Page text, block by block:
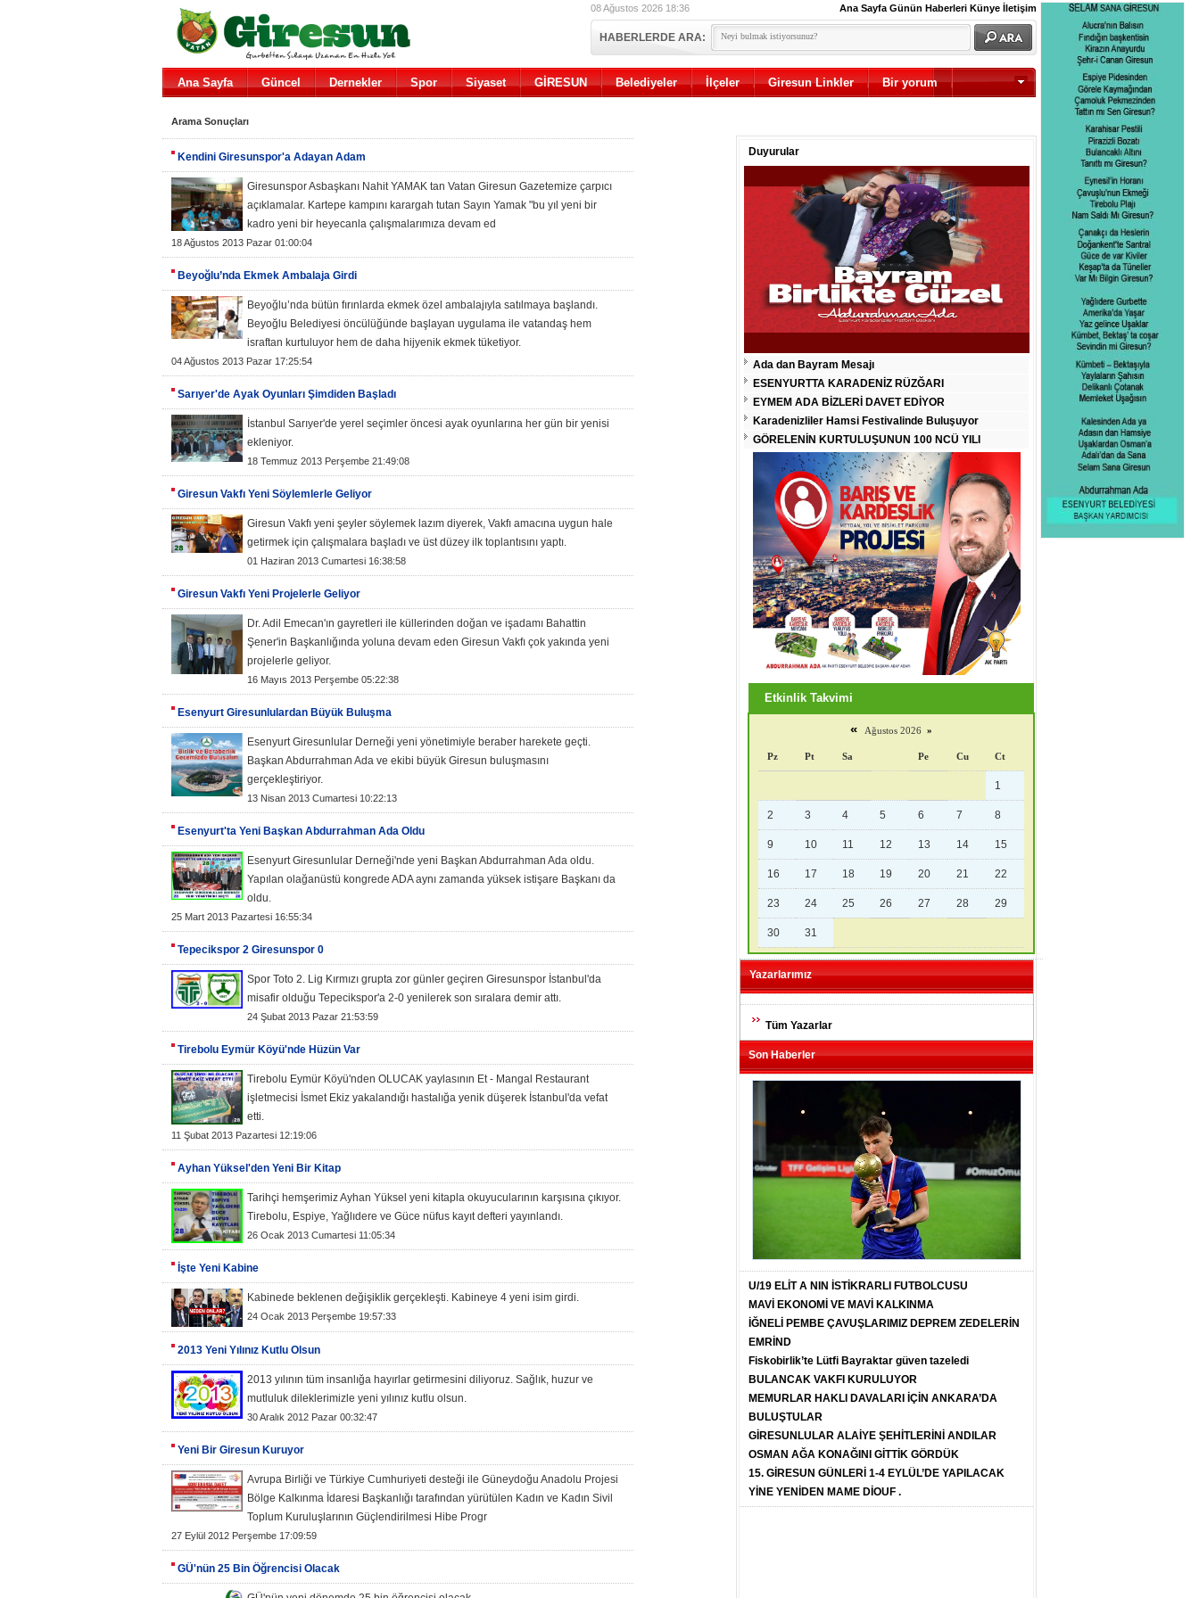
08 Ağustos 2026 18:36 Ana Sayfa Günün Haberleri Künye İletişim
HABERLERDE ARA:
Ana Sayfa Güncel Dernekler Spor Siyaset GİRESUN Belediyeler İlçeler Giresun Linkler Bir yorum
Arama Sonuçları
Kendini Giresunspor'a Adayan Adam
Giresunspor Asbaşkanı Nahit YAMAK tan Vatan Giresun Gazetemize çarpıcı
açıklamalar. Kartepe kampını karargah tutan Sayın Yamak "bu yıl yeni bir
kadro yeni bir heyecanla çalışmalarımıza devam ed
18 Ağustos 2013 Pazar 01:00:04
Beyoğlu’nda Ekmek Ambalaja Girdi
Beyoğlu’nda bütün fırınlarda ekmek özel ambalajıyla satılmaya başlandı.
Beyoğlu Belediyesi öncülüğünde başlayan uygulama ile vatandaş hem
israftan kurtuluyor hem de daha hijyenik ekmek tüketiyor.
04 Ağustos 2013 Pazar 17:25:54
Sarıyer'de Ayak Oyunları Şimdiden Başladı
İstanbul Sarıyer'de yerel seçimler öncesi ayak oyunlarına her gün bir yenisi
ekleniyor.
18 Temmuz 2013 Perşembe 21:49:08
Giresun Vakfı Yeni Söylemlerle Geliyor
Giresun Vakfı yeni şeyler söylemek lazım diyerek, Vakfı amacına uygun hale
getirmek için çalışmalara başladı ve üst düzey ilk toplantısını yaptı.
01 Haziran 2013 Cumartesi 16:38:58
Giresun Vakfı Yeni Projelerle Geliyor
Dr. Adil Emecan'ın gayretleri ile küllerinden doğan ve işadamı Bahattin
Şener'in Başkanlığında yoluna devam eden Giresun Vakfı çok yakında yeni
projelerle geliyor.
16 Mayıs 2013 Perşembe 05:22:38
Esenyurt Giresunlulardan Büyük Buluşma
Esenyurt Giresunlular Derneği yeni yönetimiyle beraber harekete geçti.
Başkan Abdurrahman Ada ve ekibi büyük Giresun buluşmasını
gerçekleştiriyor.
13 Nisan 2013 Cumartesi 10:22:13
Esenyurt'ta Yeni Başkan Abdurrahman Ada Oldu
Esenyurt Giresunlular Derneği'nde yeni Başkan Abdurrahman Ada oldu.
Yapılan olağanüstü kongrede ADA aynı zamanda yüksek istişare Başkanı da
oldu.
25 Mart 2013 Pazartesi 16:55:34
Tepecikspor 2 Giresunspor 0
Spor Toto 2. Lig Kırmızı grupta zor günler geçiren Giresunspor İstanbul'da
misafir olduğu Tepecikspor'a 2-0 yenilerek son sıralara demir attı.
24 Şubat 2013 Pazar 21:53:59
Tirebolu Eymür Köyü'nde Hüzün Var
Tirebolu Eymür Köyü'nden OLUCAK yaylasının Et - Mangal Restaurant
işletmecisi İsmet Ekiz yakalandığı hastalığa yenik düşerek İstanbul'da vefat
etti.
11 Şubat 2013 Pazartesi 12:19:06
Ayhan Yüksel'den Yeni Bir Kitap
Tarihçi hemşerimiz Ayhan Yüksel yeni kitapla okuyucularının karşısına çıkıyor.
Tirebolu, Espiye, Yağlıdere ve Güce nüfus kayıt defteri yayınlandı.
26 Ocak 2013 Cumartesi 11:05:34
İşte Yeni Kabine
Kabinede beklenen değişiklik gerçekleşti. Kabineye 4 yeni isim girdi.
24 Ocak 2013 Perşembe 19:57:33
2013 Yeni Yılınız Kutlu Olsun
2013 yılının tüm insanlığa hayırlar getirmesini diliyoruz. Sağlık, huzur ve
mutluluk dileklerimizle yeni yılınız kutlu olsun.
30 Aralık 2012 Pazar 00:32:47
Yeni Bir Giresun Kuruyor
Avrupa Birliği ve Türkiye Cumhuriyeti desteği ile Güneydoğu Anadolu Projesi
Bölge Kalkınma İdaresi Başkanlığı tarafından yürütülen Kadın ve Kadın Sivil
Toplum Kuruluşlarının Güçlendirilmesi Hibe Progr
27 Eylül 2012 Perşembe 17:09:59
GÜ'nün 25 Bin Öğrencisi Olacak
Duyurular
Ada dan Bayram Mesajı
ESENYURTTA KARADENİZ RÜZĞARI
EYMEM ADA BİZLERİ DAVET EDİYOR
Karadenizliler Hamsi Festivalinde Buluşuyor
GÖRELENİN KURTULUŞUNUN 100 NCÜ YILI
Etkinlik Takvimi
« Ağustos 2026 »
Pz Pt Sa Pe Cu Ct
1
2 3 4 5 6 7 8
9 10 11 12 13 14 15
16 17 18 19 20 21 22
23 24 25 26 27 28 29
30 31
Yazarlarımız
Tüm Yazarlar
Son Haberler
U/19 ELİT A NIN İSTİKRARLI FUTBOLCUSU
MAVİ EKONOMİ VE MAVİ KALKINMA
İĞNELİ PEMBE ÇAVUŞLARIMIZ DEPREM ZEDELERİN
EMRİND
Fiskobirlik’te Lütfi Bayraktar güven tazeledi
BULANCAK VAKFI KURULUYOR
MEMURLAR HAKLI DAVALARI İÇİN ANKARA’DA
BULUŞTULAR
GİRESUNLULAR ALAİYE ŞEHİTLERİNİ ANDILAR
OSMAN AĞA KONAĞINI GİTTİK GÖRDÜK
15. GİRESUN GÜNLERİ 1-4 EYLÜL’DE YAPILACAK
YİNE YENİDEN MAME DİOUF .